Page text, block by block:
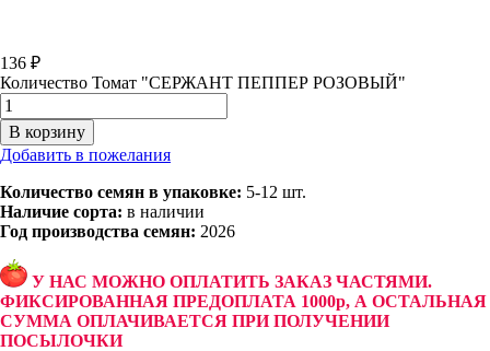
136 ₽
Количество Томат "СЕРЖАНТ ПЕППЕР РОЗОВЫЙ"
В корзину
Добавить в пожелания
Количество семян в упаковке: 5-12 шт.
Наличие сорта: в наличии
Год производства семян: 2026
У НАС МОЖНО ОПЛАТИТЬ ЗАКАЗ ЧАСТЯМИ.
ФИКСИРОВАННАЯ ПРЕДОПЛАТА 1000р, А ОСТАЛЬНАЯ
СУММА ОПЛАЧИВАЕТСЯ ПРИ ПОЛУЧЕНИИ
ПОСЫЛОЧКИ